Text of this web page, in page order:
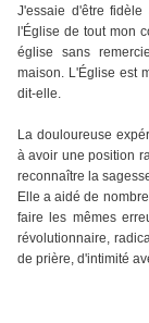
J'essaie d'être
l'Église de tout mon
église sans
maison. L'Église est
dit-elle.
La douloureuse
à avoir une position
reconnaître la
Elle a aidé de
faire les mêmes
révolutionnaire,
de prière, d'intimité